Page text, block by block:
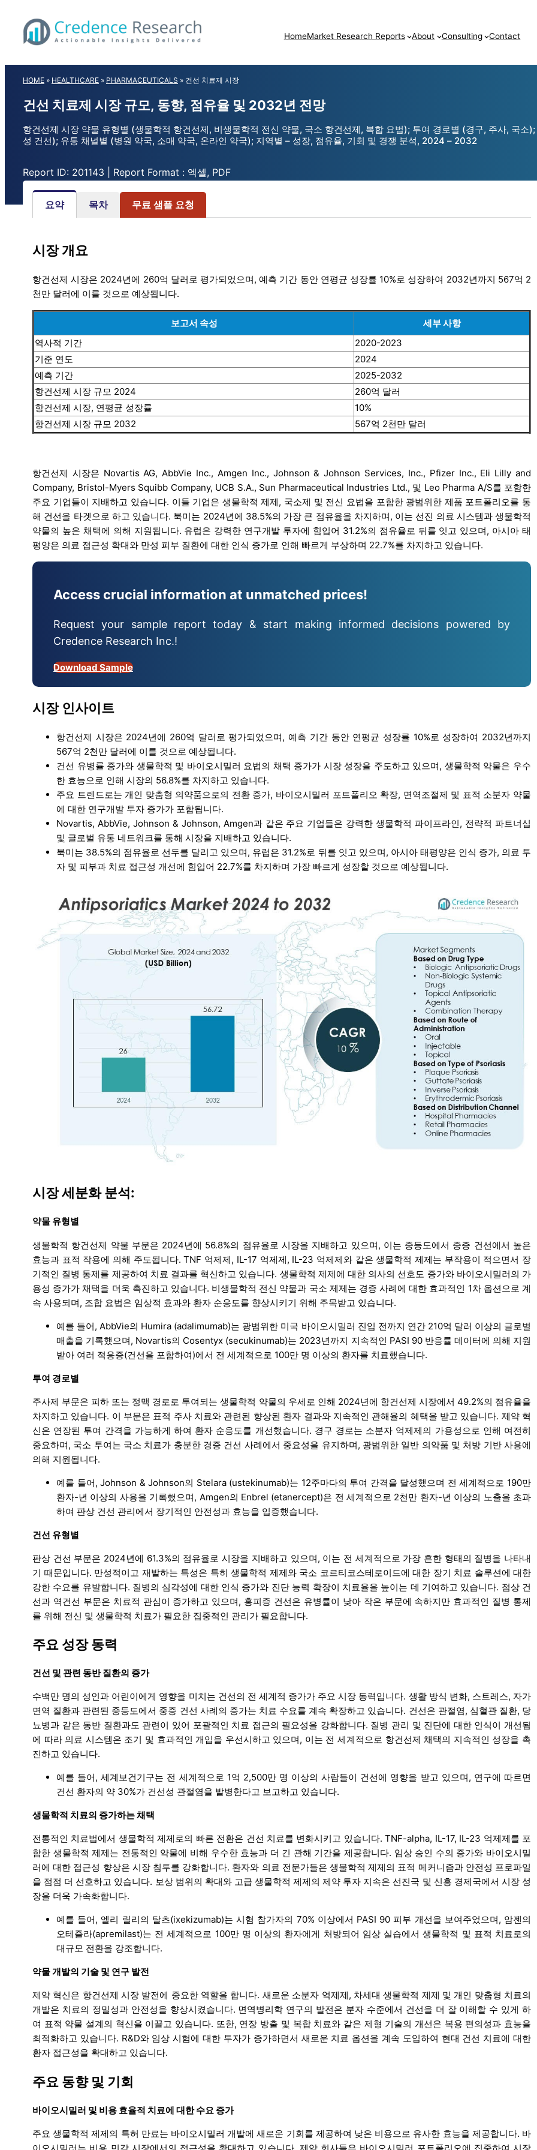
content
HomeMarket Research Reports About Consulting Contact
HOME » HEALTHCARE » PHARMACEUTICALS » 건선 치료제 시장
건선 치료제 시장 규모, 동향, 점유율 및 2032년 전망
항건선제 시장 약물 유형별 (생물학적 항건선제, 비생물학적 전신 약물, 국소 항건선제, 복합 요법); 투여 경로별 (경구, 주사, 국소
성 건선); 유통 채널별 (병원 약국, 소매 약국, 온라인 약국); 지역별 – 성장, 점유율, 기회 및 경쟁 분석, 2024 – 2032
Report ID: 201143 | Report Format : 엑셀, PDF
요약 목차 무료 샘플 요청
시장 개요
항건선제 시장은 2024년에 260억 달러로 평가되었으며, 예측 기간 동안 연평균 성장률 10%로 성장하여 2032년까지 567억 2
천만 달러에 이를 것으로 예상됩니다.
보고서 속성
세부 사항
역사적 기간
2020-2023
기준 연도
2024
예측 기간
2025-2032
항건선제 시장 규모 2024
260억 달러
항건선제 시장, 연평균 성장률
10%
항건선제 시장 규모 2032
567억 2천만 달러
항건선제 시장은 Novartis AG, AbbVie Inc., Amgen Inc., Johnson & Johnson Services, Inc., Pfizer Inc., Eli Lilly and
Company, Bristol-Myers Squibb Company, UCB S.A., Sun Pharmaceutical Industries Ltd., 및 Leo Pharma A/S를 포함한
주요 기업들이 지배하고 있습니다. 이들 기업은 생물학적 제제, 국소제 및 전신 요법을 포함한 광범위한 제품 포트폴리오를 통
해 건선을 타겟으로 하고 있습니다. 북미는 2024년에 38.5%의 가장 큰 점유율을 차지하며, 이는 선진 의료 시스템과 생물학적
약물의 높은 채택에 의해 지원됩니다. 유럽은 강력한 연구개발 투자에 힘입어 31.2%의 점유율로 뒤를 잇고 있으며, 아시아 태
평양은 의료 접근성 확대와 만성 피부 질환에 대한 인식 증가로 인해 빠르게 부상하며 22.7%를 차지하고 있습니다.
Access crucial information at unmatched prices!
Request your sample report today & start making informed decisions powered by
Credence Research Inc.!
Download Sample
시장 인사이트
항건선제 시장은 2024년에 260억 달러로 평가되었으며, 예측 기간 동안 연평균 성장률 10%로 성장하여 2032년까지
567억 2천만 달러에 이를 것으로 예상됩니다.
건선 유병률 증가와 생물학적 및 바이오시밀러 요법의 채택 증가가 시장 성장을 주도하고 있으며, 생물학적 약물은 우수
한 효능으로 인해 시장의 56.8%를 차지하고 있습니다.
주요 트렌드로는 개인 맞춤형 의약품으로의 전환 증가, 바이오시밀러 포트폴리오 확장, 면역조절제 및 표적 소분자 약물
에 대한 연구개발 투자 증가가 포함됩니다.
Novartis, AbbVie, Johnson & Johnson, Amgen과 같은 주요 기업들은 강력한 생물학적 파이프라인, 전략적 파트너십
및 글로벌 유통 네트워크를 통해 시장을 지배하고 있습니다.
북미는 38.5%의 점유율로 선두를 달리고 있으며, 유럽은 31.2%로 뒤를 잇고 있으며, 아시아 태평양은 인식 증가, 의료 투
자 및 피부과 치료 접근성 개선에 힘입어 22.7%를 차지하며 가장 빠르게 성장할 것으로 예상됩니다.
시장 세분화 분석:
약물 유형별
생물학적 항건선제 약물 부문은 2024년에 56.8%의 점유율로 시장을 지배하고 있으며, 이는 중등도에서 중증 건선에서 높은
효능과 표적 작용에 의해 주도됩니다. TNF 억제제, IL-17 억제제, IL-23 억제제와 같은 생물학적 제제는 부작용이 적으면서 장
기적인 질병 통제를 제공하여 치료 결과를 혁신하고 있습니다. 생물학적 제제에 대한 의사의 선호도 증가와 바이오시밀러의 가
용성 증가가 채택을 더욱 촉진하고 있습니다. 비생물학적 전신 약물과 국소 제제는 경증 사례에 대한 효과적인 1차 옵션으로 계
속 사용되며, 조합 요법은 임상적 효과와 환자 순응도를 향상시키기 위해 주목받고 있습니다.
예를 들어, AbbVie의 Humira (adalimumab)는 광범위한 미국 바이오시밀러 진입 전까지 연간 210억 달러 이상의 글로벌
매출을 기록했으며, Novartis의 Cosentyx (secukinumab)는 2023년까지 지속적인 PASI 90 반응률 데이터에 의해 지원
받아 여러 적응증(건선을 포함하여)에서 전 세계적으로 100만 명 이상의 환자를 치료했습니다.
투여 경로별
주사제 부문은 피하 또는 정맥 경로로 투여되는 생물학적 약물의 우세로 인해 2024년에 항건선제 시장에서 49.2%의 점유율을
차지하고 있습니다. 이 부문은 표적 주사 치료와 관련된 향상된 환자 결과와 지속적인 관해율의 혜택을 받고 있습니다. 제약 혁
신은 연장된 투여 간격을 가능하게 하여 환자 순응도를 개선했습니다. 경구 경로는 소분자 억제제의 가용성으로 인해 여전히
중요하며, 국소 투여는 국소 치료가 충분한 경증 건선 사례에서 중요성을 유지하며, 광범위한 일반 의약품 및 처방 기반 사용에
의해 지원됩니다.
예를 들어, Johnson & Johnson의 Stelara (ustekinumab)는 12주마다의 투여 간격을 달성했으며 전 세계적으로 190만
환자-년 이상의 사용을 기록했으며, Amgen의 Enbrel (etanercept)은 전 세계적으로 2천만 환자-년 이상의 노출을 초과
하여 판상 건선 관리에서 장기적인 안전성과 효능을 입증했습니다.
건선 유형별
판상 건선 부문은 2024년에 61.3%의 점유율로 시장을 지배하고 있으며, 이는 전 세계적으로 가장 흔한 형태의 질병을 나타내
기 때문입니다. 만성적이고 재발하는 특성은 특히 생물학적 제제와 국소 코르티코스테로이드에 대한 장기 치료 솔루션에 대한
강한 수요를 유발합니다. 질병의 심각성에 대한 인식 증가와 진단 능력 확장이 치료율을 높이는 데 기여하고 있습니다. 점상 건
선과 역건선 부문은 치료적 관심이 증가하고 있으며, 홍피증 건선은 유병률이 낮아 작은 부문에 속하지만 효과적인 질병 통제
를 위해 전신 및 생물학적 치료가 필요한 집중적인 관리가 필요합니다.
주요 성장 동력
건선 및 관련 동반 질환의 증가
수백만 명의 성인과 어린이에게 영향을 미치는 건선의 전 세계적 증가가 주요 시장 동력입니다. 생활 방식 변화, 스트레스, 자가
면역 질환과 관련된 중등도에서 중증 건선 사례의 증가는 치료 수요를 계속 확장하고 있습니다. 건선은 관절염, 심혈관 질환, 당
뇨병과 같은 동반 질환과도 관련이 있어 포괄적인 치료 접근의 필요성을 강화합니다. 질병 관리 및 진단에 대한 인식이 개선됨
에 따라 의료 시스템은 조기 및 효과적인 개입을 우선시하고 있으며, 이는 전 세계적으로 항건선제 채택의 지속적인 성장을 촉
진하고 있습니다.
예를 들어, 세계보건기구는 전 세계적으로 1억 2,500만 명 이상의 사람들이 건선에 영향을 받고 있으며, 연구에 따르면
건선 환자의 약 30%가 건선성 관절염을 발병한다고 보고하고 있습니다.
생물학적 치료의 증가하는 채택
전통적인 치료법에서 생물학적 제제로의 빠른 전환은 건선 치료를 변화시키고 있습니다. TNF-alpha, IL-17, IL-23 억제제를 포
함한 생물학적 제제는 전통적인 약물에 비해 우수한 효능과 더 긴 관해 기간을 제공합니다. 임상 승인 수의 증가와 바이오시밀
러에 대한 접근성 향상은 시장 침투를 강화합니다. 환자와 의료 전문가들은 생물학적 제제의 표적 메커니즘과 안전성 프로파일
을 점점 더 선호하고 있습니다. 보상 범위의 확대와 고급 생물학적 제제의 제약 투자 지속은 선진국 및 신흥 경제국에서 시장 성
장을 더욱 가속화합니다.
예를 들어, 엘리 릴리의 탈츠(ixekizumab)는 시험 참가자의 70% 이상에서 PASI 90 피부 개선을 보여주었으며, 암젠의
오테즐라(apremilast)는 전 세계적으로 100만 명 이상의 환자에게 처방되어 임상 실습에서 생물학적 및 표적 치료로의
대규모 전환을 강조합니다.
약물 개발의 기술 및 연구 발전
제약 혁신은 항건선제 시장 발전에 중요한 역할을 합니다. 새로운 소분자 억제제, 차세대 생물학적 제제 및 개인 맞춤형 치료의
개발은 치료의 정밀성과 안전성을 향상시켰습니다. 면역병리학 연구의 발전은 분자 수준에서 건선을 더 잘 이해할 수 있게 하
여 표적 약물 설계의 혁신을 이끌고 있습니다. 또한, 연장 방출 및 복합 치료와 같은 제형 기술의 개선은 복용 편의성과 효능을
최적화하고 있습니다. R&D와 임상 시험에 대한 투자가 증가하면서 새로운 치료 옵션을 계속 도입하여 현대 건선 치료에 대한
환자 접근성을 확대하고 있습니다.
주요 동향 및 기회
바이오시밀러 및 비용 효율적 치료에 대한 수요 증가
주요 생물학적 제제의 특허 만료는 바이오시밀러 개발에 새로운 기회를 제공하여 낮은 비용으로 유사한 효능을 제공합니다. 바